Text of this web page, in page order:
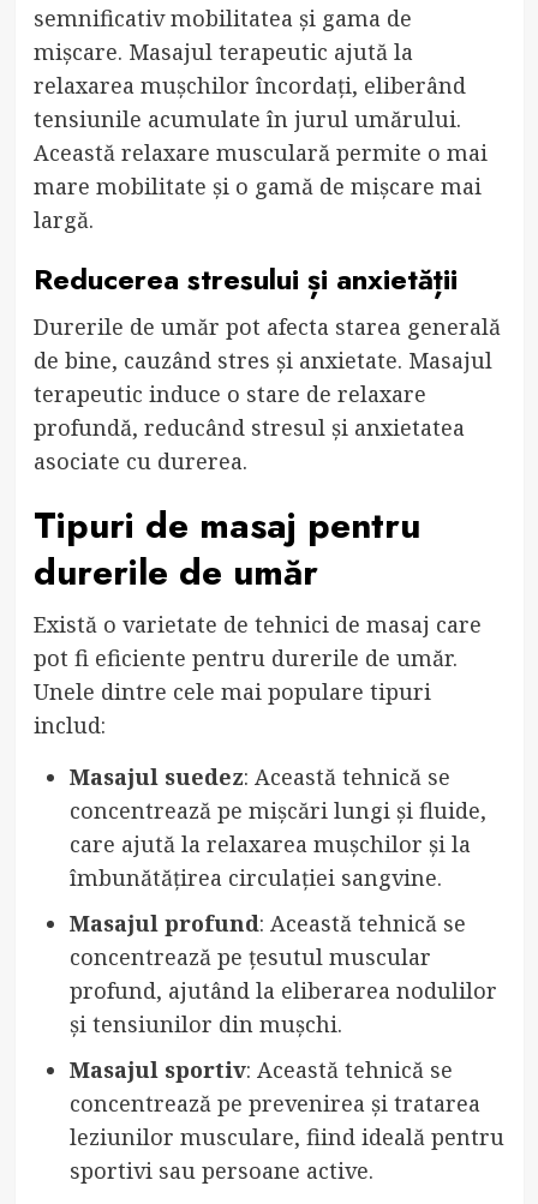
semnificativ mobilitatea și gama de
mișcare. Masajul terapeutic ajută la
relaxarea mușchilor încordați, eliberând
tensiunile acumulate în jurul umărului.
Această relaxare musculară permite o mai
mare mobilitate și o gamă de mișcare mai
largă.
Reducerea stresului și anxietății
Durerile de umăr pot afecta starea generală
de bine, cauzând stres și anxietate. Masajul
terapeutic induce o stare de relaxare
profundă, reducând stresul și anxietatea
asociate cu durerea.
Tipuri de masaj pentru
durerile de umăr
Există o varietate de tehnici de masaj care
pot fi eficiente pentru durerile de umăr.
Unele dintre cele mai populare tipuri
includ:
Masajul suedez: Această tehnică se
concentrează pe mișcări lungi și fluide,
care ajută la relaxarea mușchilor și la
îmbunătățirea circulației sangvine.
Masajul profund: Această tehnică se
concentrează pe țesutul muscular
profund, ajutând la eliberarea nodulilor
și tensiunilor din mușchi.
Masajul sportiv: Această tehnică se
concentrează pe prevenirea și tratarea
leziunilor musculare, fiind ideală pentru
sportivi sau persoane active.